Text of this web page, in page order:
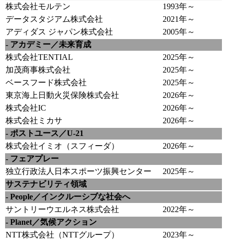
株式会社モルテン
1993年～
データスタジアム株式会社
2021年～
アディダス ジャパン株式会社
2005年～
- アカデミー／未来育成
株式会社TENTIAL
2025年～
加茂商事株式会社
2025年～
ベースフード株式会社
2025年～
東京海上日動火災保険株式会社
2026年～
株式会社IC
2026年～
株式会社ミカサ
2026年～
- ポストユース／U-21
株式会社イミオ（スフィーダ）
2026年～
- フェアプレー
独立行政法人日本スポーツ振興センター
2025年～
サステナビリティ領域
- People／インクルーシブな社会へ
サントリーウエルネス株式会社
2022年～
- Planet／気候アクション
NTT株式会社（NTTグループ）
2023年～